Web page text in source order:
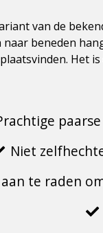
van de
beneden
Het
Niet
te raden